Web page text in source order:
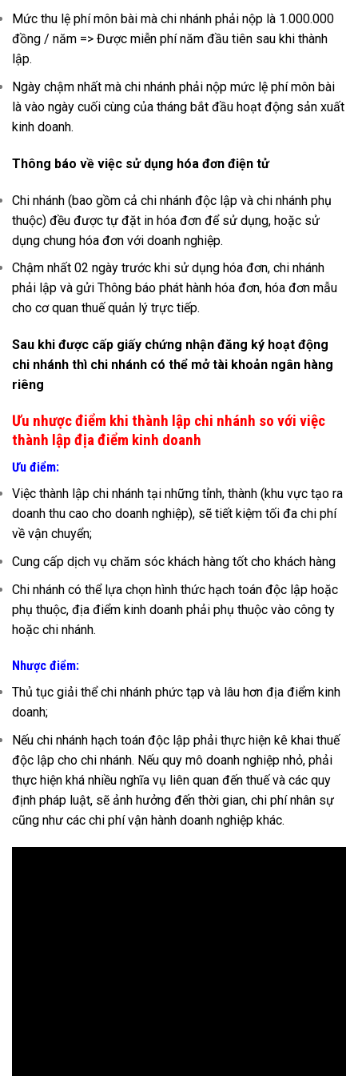
Mức thu lệ phí môn bài mà chi nhánh phải nộp là 1.000.000
đồng / năm => Được miễn phí năm đầu tiên sau khi thành
lập.
Ngày chậm nhất mà chi nhánh phải nộp mức lệ phí môn bài
là vào ngày cuối cùng của tháng bắt đầu hoạt động sản xuất
kinh doanh.
Thông báo về việc sử dụng hóa đơn điện tử
Chi nhánh (bao gồm cả chi nhánh độc lập và chi nhánh phụ
thuộc) đều được tự đặt in hóa đơn để sử dụng, hoặc sử
dụng chung hóa đơn với doanh nghiệp.
Chậm nhất 02 ngày trước khi sử dụng hóa đơn, chi nhánh
phải lập và gửi Thông báo phát hành hóa đơn, hóa đơn mẫu
cho cơ quan thuế quản lý trực tiếp.
Sau khi được cấp giấy chứng nhận đăng ký hoạt động
chi nhánh thì chi nhánh có thể mở tài khoản ngân hàng
riêng
Ưu nhược điểm khi thành lập chi nhánh so với việc
thành lập địa điểm kinh doanh
Ưu điểm:
Việc thành lập chi nhánh tại những tỉnh, thành (khu vực tạo ra
doanh thu cao cho doanh nghiệp), sẽ tiết kiệm tối đa chi phí
về vận chuyển;
Cung cấp dịch vụ chăm sóc khách hàng tốt cho khách hàng
Chi nhánh có thể lựa chọn hình thức hạch toán độc lập hoặc
phụ thuộc, địa điểm kinh doanh phải phụ thuộc vào công ty
hoặc chi nhánh.
Nhược điểm:
Thủ tục giải thể chi nhánh phức tạp và lâu hơn địa điểm kinh
doanh;
Nếu chi nhánh hạch toán độc lập phải thực hiện kê khai thuế
độc lập cho chi nhánh. Nếu quy mô doanh nghiệp nhỏ, phải
thực hiện khá nhiều nghĩa vụ liên quan đến thuế và các quy
định pháp luật, sẽ ảnh hưởng đến thời gian, chi phí nhân sự
cũng như các chi phí vận hành doanh nghiệp khác.